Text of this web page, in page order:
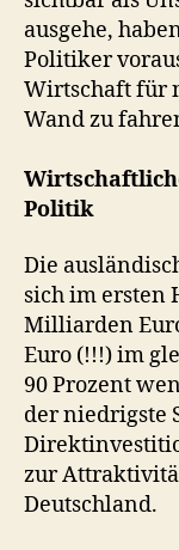
ausgehe,
Politiker
Wirtschaft für
Wand zu
Politik
Die
sich im ersten
Milliarden
Euro (!!!) im
90 Prozent
der niedrigste
zur
Deutschland.